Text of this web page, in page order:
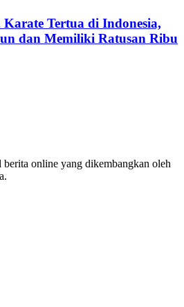
Tertua di Indonesia,
dan Memiliki Ratusan Ribu
online yang dikembangkan oleh